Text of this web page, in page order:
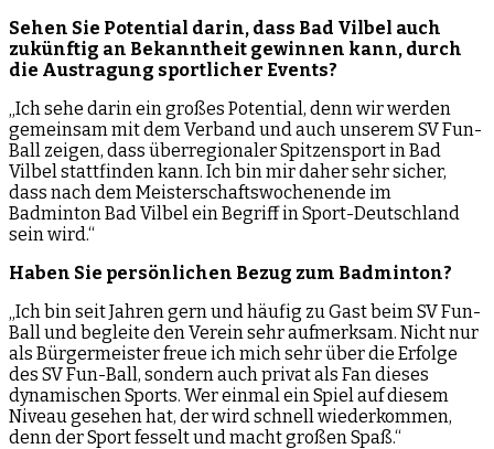
Sehen Sie Potential darin, dass Bad Vilbel auch
zukünftig an Bekanntheit gewinnen kann, durch
die Austragung sportlicher Events?
„Ich sehe darin ein großes Potential, denn wir werden
gemeinsam mit dem Verband und auch unserem SV Fun-
Ball zeigen, dass überregionaler Spitzensport in Bad
Vilbel stattfinden kann. Ich bin mir daher sehr sicher,
dass nach dem Meisterschaftswochenende im
Badminton Bad Vilbel ein Begriff in Sport-Deutschland
sein wird.“
Haben Sie persönlichen Bezug zum Badminton?
„Ich bin seit Jahren gern und häufig zu Gast beim SV Fun-
Ball und begleite den Verein sehr aufmerksam. Nicht nur
als Bürgermeister freue ich mich sehr über die Erfolge
des SV Fun-Ball, sondern auch privat als Fan dieses
dynamischen Sports. Wer einmal ein Spiel auf diesem
Niveau gesehen hat, der wird schnell wiederkommen,
denn der Sport fesselt und macht großen Spaß.“